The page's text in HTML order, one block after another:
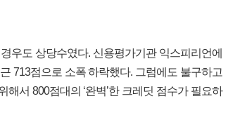
우도 상당수였다. 신용평가기관 익스피리언에
713점으로 소폭 하락했다. 그럼에도 불구하고
서 800점대의 ‘완벽’한 크레딧 점수가 필요하